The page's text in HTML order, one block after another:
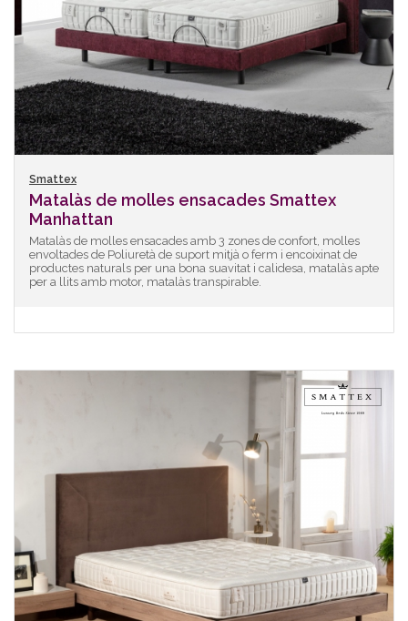
Smattex
Matalàs de molles ensacades Smattex
Manhattan
Matalàs de molles ensacades amb 3 zones de confort, molles
envoltades de Poliuretà de suport mitjà o ferm i encoixinat de
productes naturals per una bona suavitat i calidesa, matalàs apte
per a llits amb motor, matalàs transpirable.